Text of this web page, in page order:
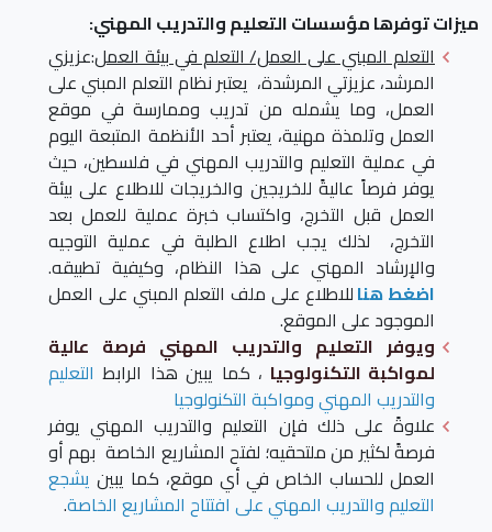
ميزات توفرها مؤسسات التعليم والتدريب المهني:
التعلم المبني على العمل/ التعلم في بيئة العمل:عزيزي
المرشد، عزيزتي المرشدة، يعتبر نظام التعلم المبني على
العمل، وما يشمله من تدريب وممارسة في موقع
العمل وتلمذة مهنية، يعتبر أحد الأنظمة المتبعة اليوم
في عملية التعليم والتدريب المهني في فلسطين، حيث
يوفر فرصاً عاليةً للخريجين والخريجات للاطلاع على بيئة
العمل قبل التخرج، واكتساب خبرة عملية للعمل بعد
التخرج، لذلك يجب اطلاع الطلبة في عملية التوجيه
والإرشاد المهني على هذا النظام، وكيفية تطبيقه.
اضغط هناللاطلاع على ملف التعلم المبني على العمل
الموجود على الموقع.
ويوفر التعليم والتدريب المهني فرصة عالية
لمواكبة التكنولوجيا ، كما يبين هذا الرابط التعليم
والتدريب المهني ومواكبة التكنولوجيا
علاوةً على ذلك فإن التعليم والتدريب المهني يوفر
فرصةً لكثير من ملتحقيه؛ لفتح المشاريع الخاصة بهم أو
العمل للحساب الخاص في أي موقع، كما يبين يشجع
التعليم والتدريب المهني على افتتاح المشاريع الخاصة.